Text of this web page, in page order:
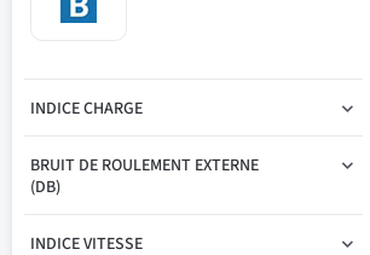
INDICE CHARGE
BRUIT DE ROULEMENT EXTERNE
(DB)
INDICE VITESSE